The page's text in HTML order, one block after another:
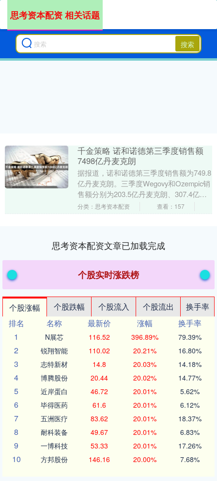
搜索
思考资本配资 相关话题
千金策略 诺和诺德第三季度销售额
7498亿丹麦克朗
据报道，诺和诺德第三季度销售额为749.8
亿丹麦克朗。三季度Wegovy和Ozempic销
售额分别为203.5亿丹麦克朗、307.4亿丹
麦克朗。 举报 相关阅读....
分类：思考资本配资 查看：157
思考资本配资文章已加载完成
个股实时涨跌榜
个股涨幅 个股跌幅 个股流入 个股流出
换手率
排名
名称 最新价 涨幅
换手率
1
N展芯 116.52 396.89% 79.39%
2 锐翔智能 110.02 20.21% 16.80%
3 志特新材 14.8 20.03% 14.18%
4 博腾股份 20.44 20.02% 14.77%
5 近岸蛋白 46.72 20.01% 5.62%
6 毕得医药 61.6 20.01% 6.12%
7 五洲医疗 83.62 20.01% 18.37%
8 耐科装备 49.67 20.01% 6.83%
9 一博科技 53.33 20.01% 17.26%
10 方邦股份 146.16 20.00% 7.68%